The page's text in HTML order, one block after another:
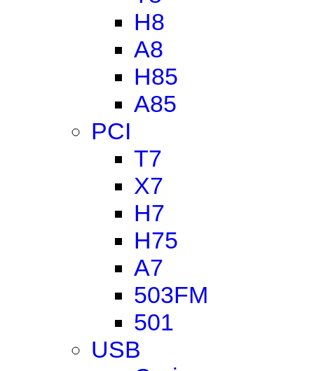
H8
A8
H85
A85
PCI
T7
X7
H7
H75
A7
503FM
501
USB